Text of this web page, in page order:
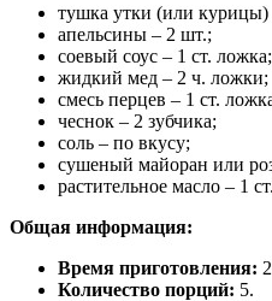
тушка утки (или курицы)
апельсины – 2 шт.;
соевый соус – 1 ст. ложка;
жидкий мед – 2 ч. ложки;
смесь перцев – 1 ст.
чеснок – 2 зубчика;
соль – по вкусу;
сушеный майоран или
растительное масло – 1
Общая информация:
Время приготовления:
Количество порций: 5.